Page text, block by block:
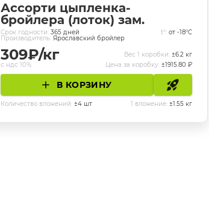
Ассорти цыпленка-
бройлера (лоток) зам.
Cрок годности: 365дней t°: от -18°C
Производитель: Ярославский бройлер
309₽/кг
с ндс 10%
Вес 1 коробки: ±6.2кг
Цена за коробку: ±1915.80 ₽
В КОРЗИНУ
Количество вложений: ±4шт 1 вложение: ±1.55кг